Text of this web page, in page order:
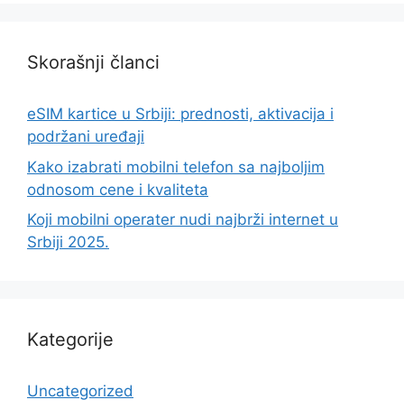
Skorašnji članci
eSIM kartice u Srbiji: prednosti, aktivacija i
podržani uređaji
Kako izabrati mobilni telefon sa najboljim
odnosom cene i kvaliteta
Koji mobilni operater nudi najbrži internet u
Srbiji 2025.
Kategorije
Uncategorized